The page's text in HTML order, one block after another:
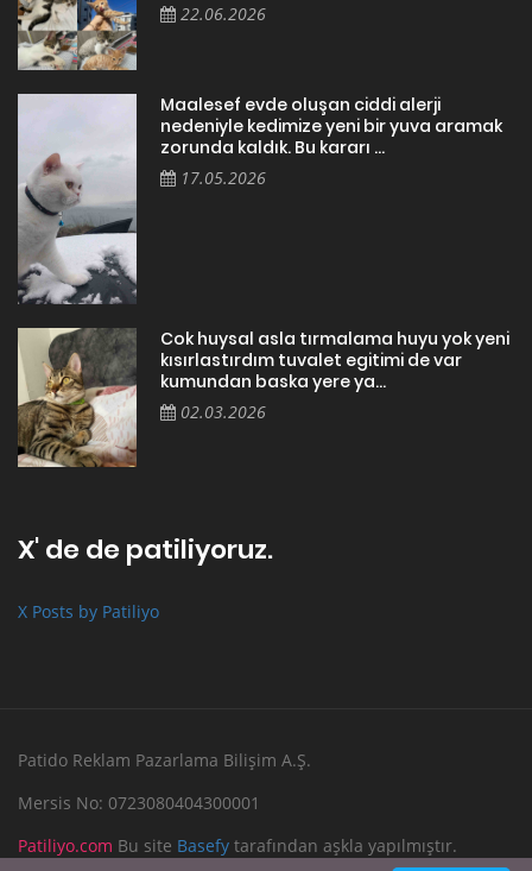
22.06.2026
Maalesef evde oluşan ciddi alerji
nedeniyle kedimize yeni bir yuva aramak
zorunda kaldık. Bu kararı ...
17.05.2026
Cok huysal asla tırmalama huyu yok yeni
kısırlastırdım tuvalet egitimi de var
kumundan baska yere ya...
02.03.2026
X' de de patiliyoruz.
X Posts by Patiliyo
Patido Reklam Pazarlama Bilişim A.Ş.
Mersis No: 0723080404300001
Patiliyo.com Bu site Basefy tarafından aşkla yapılmıştır.